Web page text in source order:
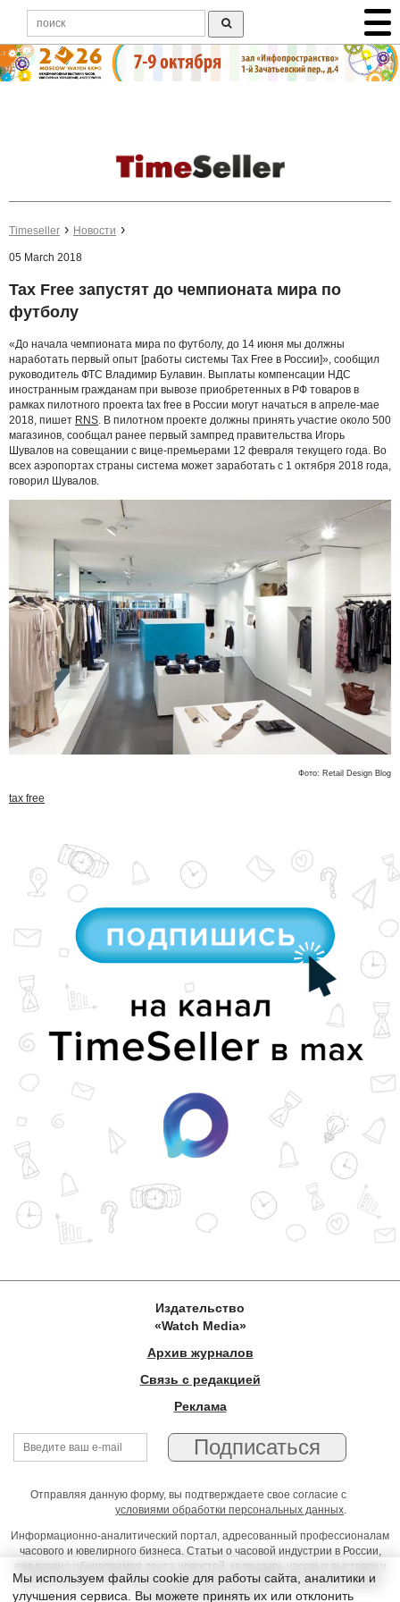
Timeseller Новости
05 March 2018
Tax Free запустят до чемпионата мира по
футболу
«До начала чемпионата мира по футболу, до 14 июня мы должны
наработать первый опыт [работы системы Tax Free в России]», сообщил
руководитель ФТС Владимир Булавин. Выплаты компенсации НДС
иностранным гражданам при вывозе приобретенных в РФ товаров в
рамках пилотного проекта tax free в России могут начаться в апреле-мае
2018, пишет RNS. В пилотном проекте должны принять участие около 500
магазинов, сообщал ранее первый зампред правительства Игорь
Шувалов на совещании с вице-премьерами 12 февраля текущего года. Во
всех аэропортах страны система может заработать с 1 октября 2018 года,
говорил Шувалов.
Фото: Retail Design Blog
tax free
Издательство
«Watch Media»
Архив журналов
Связь с редакцией
Реклама
Отправляя данную форму, вы подтверждаете свое согласие с
условиями обработки персональных данных.
Информационно-аналитический портал, адресованный профессионалам
часового и ювелирного бизнеса. Статьи о часовой индустрии в России,
ежедневно обновляемая лента новостей, календарь часовых выставок и
презентаций, on-line консультации юриста, профессиональный форум
часовщиков и ювелиров
Мы используем файлы cookie для работы сайта, аналитики и
улучшения сервиса. Вы можете принять их или отклонить